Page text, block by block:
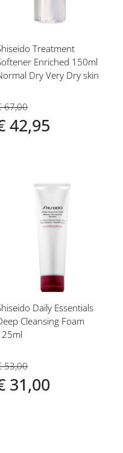
Treatment
Enriched 150ml
Dry Very Dry skin
67,00
42,95
Daily Essentials
Cleansing Foam
53,00
31,00